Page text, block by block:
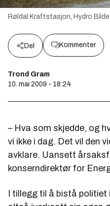
Røldal Kraftstasjon, Hydro
Del Kommenter
Trond Gram
10. mai 2009 - 18:24
– Hva som skjedde, og
vi ikke i dag. Det vil den
avklare. Uansett
konserndirektør for
I tillegg til å bistå